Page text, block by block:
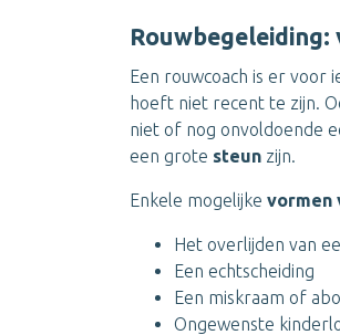
Rouwbegeleiding:
Een rouwcoach is er voor
hoeft niet recent te zijn.
niet of nog onvoldoende
een grote steun zijn.
Enkele mogelijke vormen
Het overlijden van
Een echtscheiding
Een miskraam of
Ongewenste